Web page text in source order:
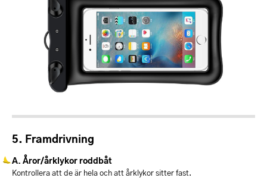
Framdrivning
Åror/årklykor roddbåt
Kontrollera att de är hela och att årklykor sitter fast.